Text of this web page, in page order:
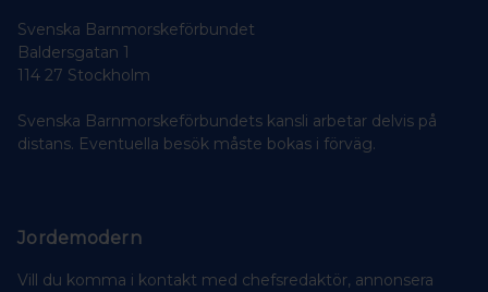
Svenska Barnmorskeförbundet
Baldersgatan 1
114 27 Stockholm
Svenska Barnmorskeförbundets kansli arbetar delvis på
distans. Eventuella besök måste bokas i förväg.
Jordemodern
Vill du komma i kontakt med chefsredaktör, annonsera